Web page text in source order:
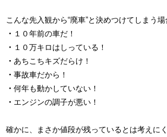
こんな先入観から“廃車”と決めつけてしまう場
・ １０年前の車だ！
・ １０万キロはしっている！
・ あちこちキズだらけ！
・ 事故車だから！
・ 何年も動かしていない！
・ エンジンの調子が悪い！
確かに、まさか値段が残っているとは考えに